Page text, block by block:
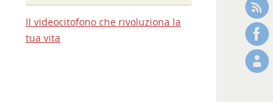
Il videocitofono che rivoluziona la
tua vita